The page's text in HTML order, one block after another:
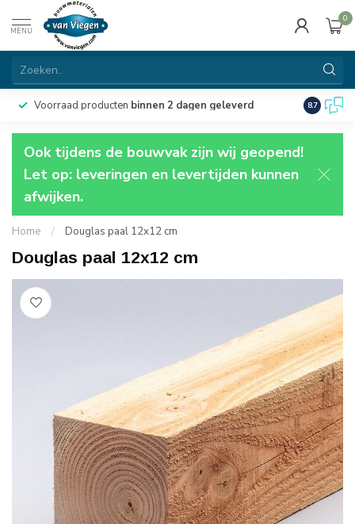
MENU
0
Voorraad producten binnen 2 dagen geleverd 8.7
Ook tijdens de bouwvak zijn wij geopend!
Let op: leveringen en levertijden kunnen
afwijken.
Home / Douglas paal 12x12 cm
Douglas paal 12x12 cm